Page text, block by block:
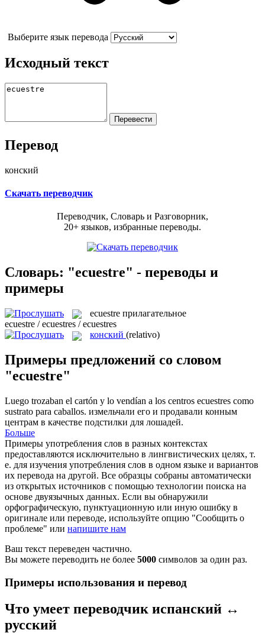
Выберите язык перевода
Исходный текст
Перевод
конский
Скачать переводчик
Переводчик, Словарь и Разговорник,
20+ языков, избранные переводы.
Словарь: "ecuestre" - переводы и
примеры
ecuestre прилагательное
ecuestre / ecuestres / ecuestres
конский (relativo)
Примеры предложений со словом
"ecuestre"
Luego trozaban el cartón y lo vendían a los centros ecuestres como
sustrato para caballos. измельчали его и продавали конным
центрам в качестве подстилки для лошадей.
Больше
Примеры употребления слов в разных контекстах
предоставляются исключительно в лингвистических целях, т.
е. для изучения употребления слов в одном языке и вариантов
их перевода на другой. Все образцы собраны автоматически
из открытых источников с помощью технологии поиска на
основе двуязычных данных. Если вы обнаружили
орфографическую, пунктуационную или иную ошибку в
оригинале или переводе, используйте опцию "Сообщить о
проблеме" или напишите нам
Ваш текст переведен частично.
Вы можете переводить не более 5000 символов за один раз.
Примеры использования и перевод
Что умеет переводчик испанский ↔
русский